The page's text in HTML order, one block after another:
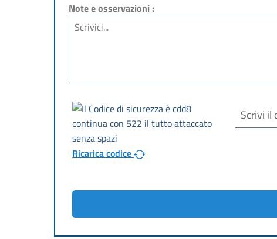
Note e osservazioni :
Ricarica codice